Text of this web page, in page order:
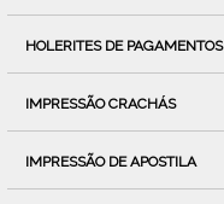
HOLERITES DE PAGAMENTOS
IMPRESSÃO CRACHÁS
IMPRESSÃO DE APOSTILA